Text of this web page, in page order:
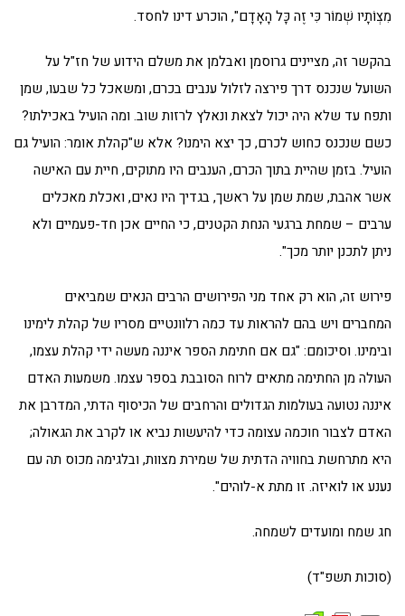
מִצְו‍ֹתָיו שְׁמוֹר כִּי זֶה כָּל הָאָדָם", הוכרע דינו לחסד.
בהקשר זה, מציינים גרוסמן ואבלמן את משלם הידוע של חז"ל על
השועל שנכנס דרך פירצה לזלול ענבים בכרם, ומשאכל כל שבעו, שמן
ותפח עד שלא היה יכול לצאת ונאלץ לרזות שוב. ומה הועיל באכילתו?
כשם שנכנס כחוש לכרם, כך יצא הימנו? אלא ש"קהלת אומר: הועיל גם
הועיל. בזמן שהיית בתוך הכרם, הענבים היו מתוקים, חיית עם האישה
אשר אהבת, שמת שמן על ראשך, בגדיך היו נאים, ואכלת מאכלים
ערבים – שמחת ברגעי הנחת הקטנים, כי החיים אכן חד-פעמיים ולא
ניתן לתכנן יותר מכך".
פירוש זה, הוא רק אחד מני הפירושים הרבים הנאים שמביאים
המחברים ויש בהם להראות עד כמה רלוונטיים מסריו של קהלת לימינו
ובימינו. וסיכומם: "גם אם חתימת הספר איננה מעשה ידי קהלת עצמו,
העולה מן החתימה מתאים לרוח הסובבת בספר עצמו. משמעות האדם
איננה נטועה בעולמות הגדולים והרחבים של הכיסוף הדתי, המדרבן את
האדם לצבור חוכמה עצומה כדי להיעשות נביא או לקרב את הגאולה;
היא מתרחשת בחוויה הדתית של שמירת מצוות, ובלגימה מכוס תה עם
נענע או לואיזה. זו מתת א-לוהים".
חג שמח ומועדים לשמחה.
(סוכות תשפ"ד)